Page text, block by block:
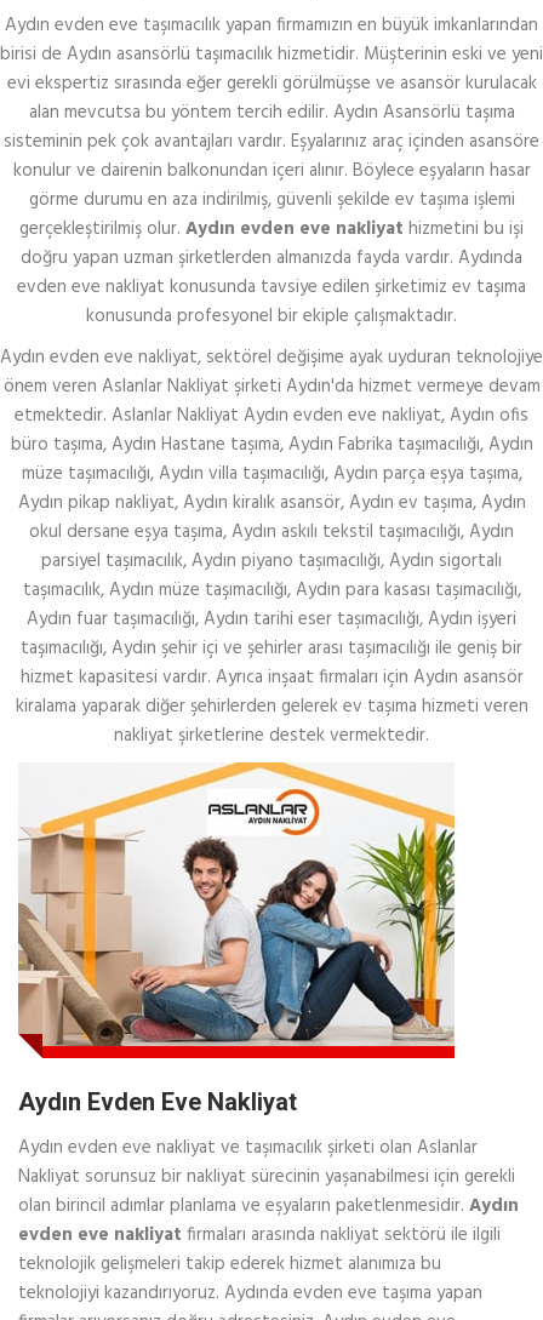
Aydın evden eve taşımacılık yapan firmamızın en büyük imkanlarından
birisi de Aydın asansörlü taşımacılık hizmetidir. Müşterinin eski ve yeni
evi ekspertiz sırasında eğer gerekli görülmüşse ve asansör kurulacak
alan mevcutsa bu yöntem tercih edilir. Aydın Asansörlü taşıma
sisteminin pek çok avantajları vardır. Eşyalarınız araç içinden asansöre
konulur ve dairenin balkonundan içeri alınır. Böylece eşyaların hasar
görme durumu en aza indirilmiş, güvenli şekilde ev taşıma işlemi
gerçekleştirilmiş olur. Aydın evden eve nakliyat hizmetini bu işi
doğru yapan uzman şirketlerden almanızda fayda vardır. Aydında
evden eve nakliyat konusunda tavsiye edilen şirketimiz ev taşıma
konusunda profesyonel bir ekiple çalışmaktadır.
Aydın evden eve nakliyat, sektörel değişime ayak uyduran teknolojiye
önem veren Aslanlar Nakliyat şirketi Aydın'da hizmet vermeye devam
etmektedir. Aslanlar Nakliyat Aydın evden eve nakliyat, Aydın ofis
büro taşıma, Aydın Hastane taşıma, Aydın Fabrika taşımacılığı, Aydın
müze taşımacılığı, Aydın villa taşımacılığı, Aydın parça eşya taşıma,
Aydın pikap nakliyat, Aydın kiralık asansör, Aydın ev taşıma, Aydın
okul dersane eşya taşıma, Aydın askılı tekstil taşımacılığı, Aydın
parsiyel taşımacılık, Aydın piyano taşımacılığı, Aydın sigortalı
taşımacılık, Aydın müze taşımacılığı, Aydın para kasası taşımacılığı,
Aydın fuar taşımacılığı, Aydın tarihi eser taşımacılığı, Aydın işyeri
taşımacılığı, Aydın şehir içi ve şehirler arası taşımacılığı ile geniş bir
hizmet kapasitesi vardır. Ayrıca inşaat firmaları için Aydın asansör
kiralama yaparak diğer şehirlerden gelerek ev taşıma hizmeti veren
nakliyat şirketlerine destek vermektedir.
Aydın Evden Eve Nakliyat
Aydın evden eve nakliyat ve taşımacılık şirketi olan Aslanlar
Nakliyat sorunsuz bir nakliyat sürecinin yaşanabilmesi için gerekli
olan birincil adımlar planlama ve eşyaların paketlenmesidir. Aydın
evden eve nakliyat firmaları arasında nakliyat sektörü ile ilgili
teknolojik gelişmeleri takip ederek hizmet alanımıza bu
teknolojiyi kazandırıyoruz. Aydında evden eve taşıma yapan